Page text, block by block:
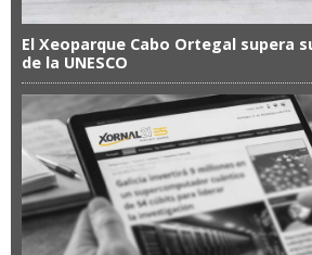
El Xeoparque Cabo Ortegal supera
de la UNESCO